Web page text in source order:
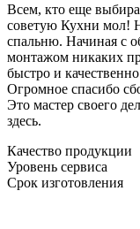
Всем, кто еще
советую Кухни мол!
спальню. Начиная с
монтажом никаких
быстро и
Огромное спасибо
Это мастер своего
здесь.
Качество продукции
Уровень сервиса
Срок изготовления